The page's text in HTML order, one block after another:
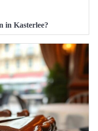
in Kasterlee?